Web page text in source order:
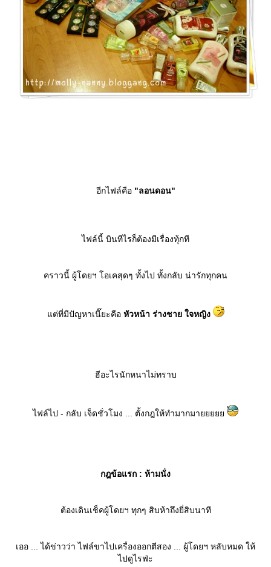
อีกไฟล์คือ "ลอนดอน"
ไฟล์นี้ บินทีไรก็ต้องมีเรื่องทุ้กที
คราวนี้ ผู้โดยฯ โอเคสุดๆ ทั้งไป ทั้งกลับ น่ารักทุกคน
ต่ที่มีปัญหาเนี๊ยะคือ หัวหน้า ร่างชาย ใจหญิง
ฮีอะไรนักหนาไม่ทราบ
ไฟล์ไป - กลับ เจ็ดชั่วโมง ... ตั้งกฎให้ทำมากมา
กฎข้อแรก : ห้ามนั่ง
ต้องเดินเช็คผู้โดยฯ ทุกๆ สิบห้าถึงยี่สิบนาที
เออ ... ได้ข่าวว่า ไฟล์ขาไปเครื่องออกตีสอง ... ผู้โดยฯ หลับหมด ให้
ไปดูไรฟ่ะ